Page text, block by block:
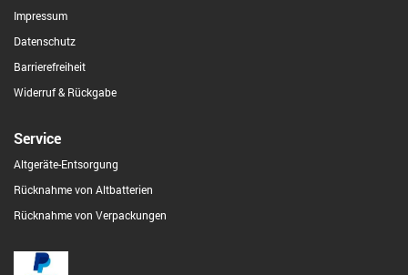
Impressum
Datenschutz
Barrierefreiheit
Widerruf & Rückgabe
Service
Altgeräte-Entsorgung
Rücknahme von Altbatterien
Rücknahme von Verpackungen